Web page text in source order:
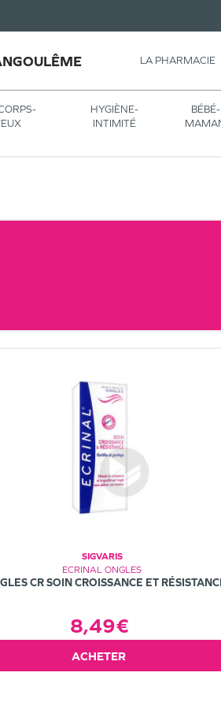
LA PHARMACIE
HYGIÈNE-
INTIMITÉ
BÉBÉ-
SIGVARIS
ECRINAL ONGLES
CR SOIN CROISSANCE ET
8,49€
ACHETER